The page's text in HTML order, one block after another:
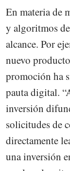
En materia de
y algoritmos
alcance. Por
nuevo
promoción ha
pauta digital.
inversión
solicitudes de
directamente
una inversión